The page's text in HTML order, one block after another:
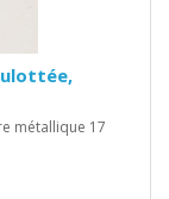
métallique 17